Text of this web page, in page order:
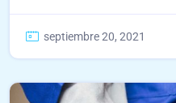
septiembre 20, 2021